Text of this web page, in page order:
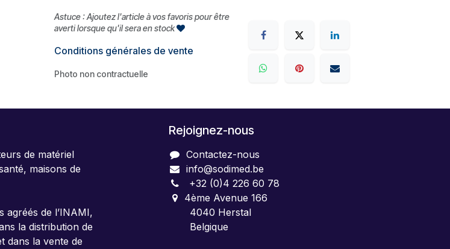
Astuce : Ajoutez l'article à vos favoris pour être
averti lorsque qu'il sera en stock
Conditions générales de vente
Photo non contractuelle
de matériel
maisons de
agréés de l’INAMI,
la distribution de
dans la vente de
Rejoignez-nous
Contactez-nous
info@sodimed.be
+32 (0)4 226 60 78
4ème Avenue 166
4040 Herstal
Belgique